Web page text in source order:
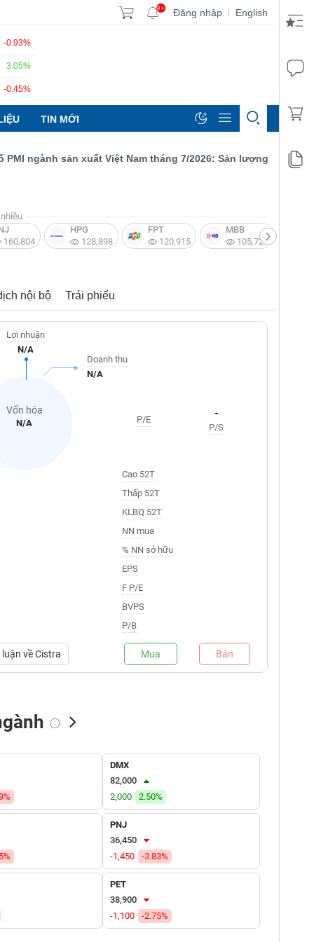
9+ Đăng nhập | English
-0.93%
3.05%
-0.45%
TIN MỚI
ngành sản xuất Việt Nam tháng 7/2026: Sản lượng, số lượng
160,804
HPG
128,898
FPT
120,915
MBB
105,721
nội bộ Trái phiếu
Vốn hóa
N/A
Lợi nhuận
N/A
Doanh thu
N/A
P/E -
P/S
Cao 52T
Thấp 52T
KLBQ 52T
NN mua
% NN sở hữu
EPS
F P/E
BVPS
P/B
vềCistra Mua Bán
Tự doanh mua
DMX
82,000
2,000
2.50%
PNJ
36,450
-1,450
-3.83%
PET
38,900
-1,100
-2.75%